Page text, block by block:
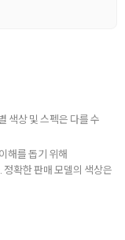
색상 및 스펙은 다를 수
해를 돕기 위해
확한 판매 모델의 색상은